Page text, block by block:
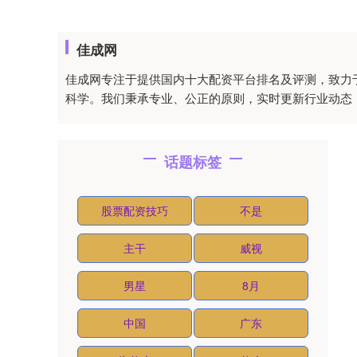
佳成网
佳成网专注于提供国内十大配资平台排名及评测，致
科学。我们秉承专业、公正的原则，实时更新行业动
话题标签
股票配资技巧 不是
主干 威视
男星 8月
中国 广东